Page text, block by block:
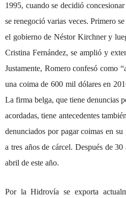
1995, cuando se decidió
se renegoció varias veces. Primero
el gobierno de Néstor Kirchnery
Cristina Fernández, se amplió y
Justamente, Romero confesó como
una coima de 600 mil dólares en
La firma belga, que tiene denuncias
acordadas, tiene antecedentes
denunciados por pagar coimas en
a tres años de cárcel. Después de
abril de este año.
Por la Hidrovía se exporta